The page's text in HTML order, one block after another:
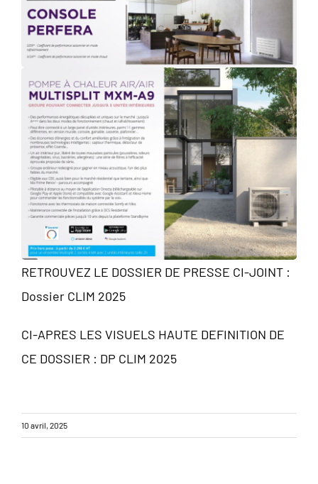
RETROUVEZ LE DOSSIER DE PRESSE CI-JOINT :
Dossier CLIM 2025
CI-APRES LES VISUELS HAUTE DEFINITION DE
CE DOSSIER : DP CLIM 2025
10 avril, 2025